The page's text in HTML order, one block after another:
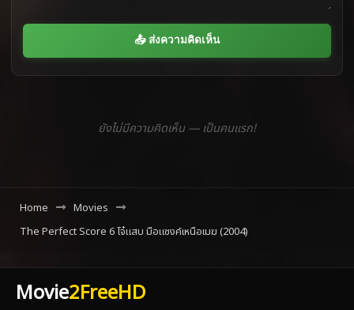
📤 ส่งความคิดเห็น
ยังไม่มีความคิดเห็น — เป็นคนแรก!
Home
Movies
The Perfect Score 6 โจ๋แสบ มือแซงค์เหนือเมฆ (2004)
Movie2FreeHD